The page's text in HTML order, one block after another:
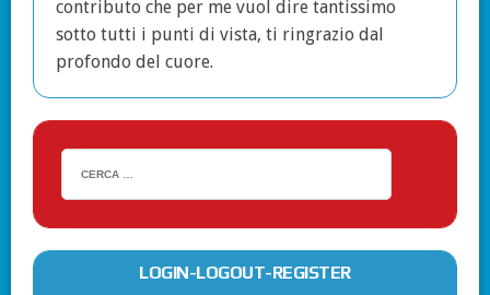
contributo che per me vuol dire tantissimo
sotto tutti i punti di vista, ti ringrazio dal
profondo del cuore.
LOGIN-LOGOUT-REGISTER